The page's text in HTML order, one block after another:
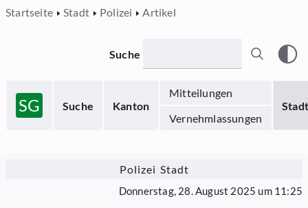
Startseite Stadt Polizei Artikel
SG Suche Kanton
Mitteilungen
Stadt
Vernehmlassungen
Suche
Polizei Stadt
Donnerstag, 28. August 2025 um 11:25